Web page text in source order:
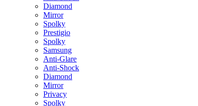
Diamond
Mirror
Spolky
Prestigio
Spolky
Samsung
Anti-Glare
Anti-Shock
Diamond
Mirror
Privacy
Spolky